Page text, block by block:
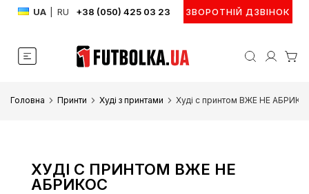
UA RU +38 (050) 425 03 23 ЗВОРОТНІЙ ДЗВІНОК
Головна Принти Худі з принтами Худі с принтом ВЖЕ НЕ
ХУДІ С ПРИНТОМ ВЖЕ НЕ
АБРИКОС